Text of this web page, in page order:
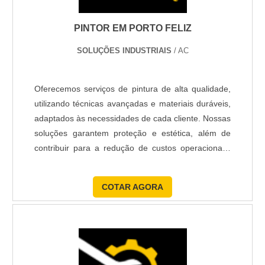
Confirme um checklist assinado antes do início:
evita disputas sobre estado prévio e garante
Execute cronograma com comunicação diária,
registre fotos antes/depois e ajuste prazos conforme
segurança e condições locais para entrega dentro
do combinado.
REPUTAÇÃO: AVALIAR
PINTORES EM TUPÃ COM
CONFIANÇA
Ao contratar um Pintor em Tupã, exija garantia por
escrito, comprove referências locais e verifique
PINTOR EM PORTO FELIZ
SOLUÇÕES INDUSTRIAIS / AC
Oferecemos serviços de pintura de alta qualidade,
utilizando técnicas avançadas e materiais duráveis,
adaptados às necessidades de cada cliente. Nossas
soluções garantem proteção e estética, além de
contribuir para a redução de custos operacionais,
COTAR AGORA